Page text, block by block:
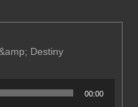
Destiny
00:00